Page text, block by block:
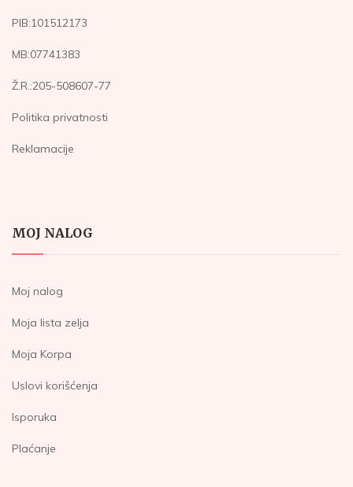
PIB:101512173
MB:07741383
Ž.R.:205-508607-77
Politika privatnosti
Reklamacije
MOJ NALOG
Moj nalog
Moja lista zelja
Moja Korpa
Uslovi korišćenja
Isporuka
Plaćanje